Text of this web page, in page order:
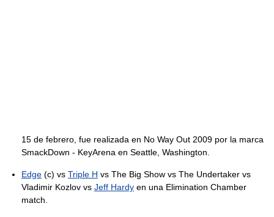
15 de febrero, fue realizada en No Way Out 2009 por la marca
SmackDown - KeyArena en Seattle, Washington.
Edge (c) vs Triple H vs The Big Show vs The Undertaker vs
Vladimir Kozlov vs Jeff Hardy en una Elimination Chamber
match.